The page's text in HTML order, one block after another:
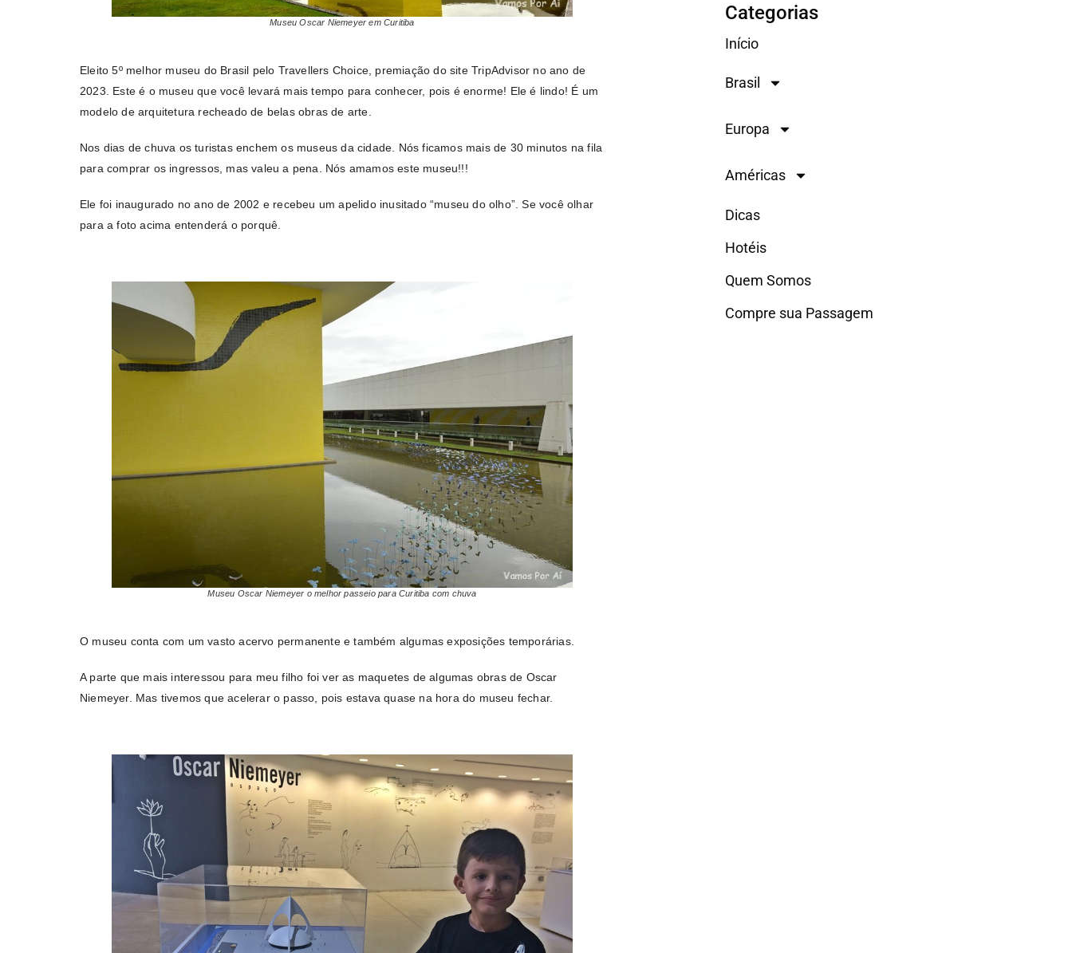
Museu Oscar Niemeyer em Curitiba
Eleito 5º melhor museu do Brasil pelo Travellers Choice, premiação do site TripAdvisor no ano de
2023. Este é o museu que você levará mais tempo para conhecer, pois é enorme! Ele é lindo! É um
modelo de arquitetura recheado de belas obras de arte.
Nos dias de chuva os turistas enchem os museus da cidade. Nós ficamos mais de 30 minutos na fila
para comprar os ingressos, mas valeu a pena. Nós amamos este museu!!!
Ele foi inaugurado no ano de 2002 e recebeu um apelido inusitado “museu do olho”. Se você olhar
para a foto acima entenderá o porquê.
Museu Oscar Niemeyer o melhor passeio para Curitiba com chuva
O museu conta com um vasto acervo permanente e também algumas exposições temporárias.
A parte que mais interessou para meu filho foi ver as maquetes de algumas obras de Oscar
Niemeyer. Mas tivemos que acelerar o passo, pois estava quase na hora do museu fechar.
Categorias
Início
Brasil
Europa
Américas
Dicas
Hotéis
Quem Somos
Compre sua Passagem